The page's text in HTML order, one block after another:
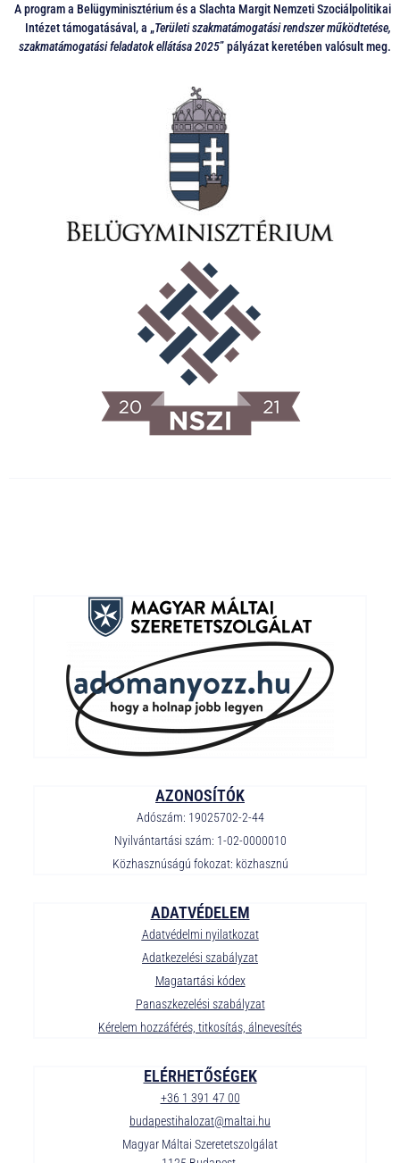
A program a Belügyminisztérium és a Slachta Margit Nemzeti Szociálpolitikai
Intézet támogatásával, a „Területi szakmatámogatási rendszer működtetése,
szakmatámogatási feladatok ellátása 2025” pályázat keretében valósult meg.
ELÉRHETŐSÉGEK
+36 1 391 47 00
budapestihalozat@maltai.hu
Magyar Máltai Szeretetszolgálat
ADATVÉDELEM
Adatvédelmi nyilatkozat
Adatkezelési szabályzat
Magatartási kódex
Panaszkezelési szabályzat
Kérelem hozzáférés, titkosítás, álnevesítés
AZONOSÍTÓK
Adószám: 19025702-2-44
Nyilvántartási szám: 1-02-0000010
Közhasznúságú fokozat: közhasznú